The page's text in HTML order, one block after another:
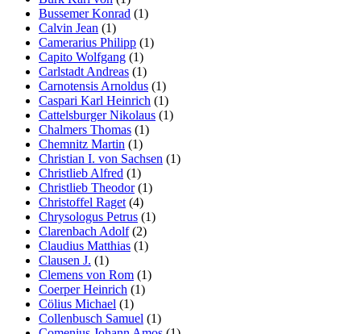
Bussemer Konrad (1)
Calvin Jean (1)
Camerarius Philipp (1)
Capito Wolfgang (1)
Carlstadt Andreas (1)
Carnotensis Arnoldus (1)
Caspari Karl Heinrich (1)
Cattelsburger Nikolaus (1)
Chalmers Thomas (1)
Chemnitz Martin (1)
Christian I. von Sachsen (1)
Christlieb Alfred (1)
Christlieb Theodor(1)
Christoffel Raget (4)
Chrysologus Petrus (1)
Clarenbach Adolf(2)
Claudius Matthias (1)
Clausen J. (1)
Clemens von Rom (1)
Coerper Heinrich (1)
Cölius Michael (1)
Collenbusch Samuel (1)